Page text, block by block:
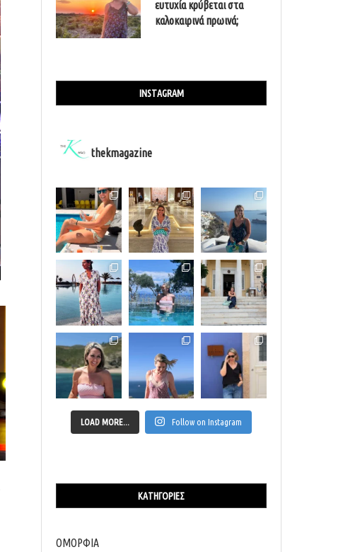
ευτυχία κρύβεται στα
καλοκαιρινά πρωινά;
INSTAGRAM
thekmagazine
LOAD MORE... Follow on Instagram
ΚΑΤΗΓΟΡΊΕΣ
ΟΜΟΡΦΙΑ